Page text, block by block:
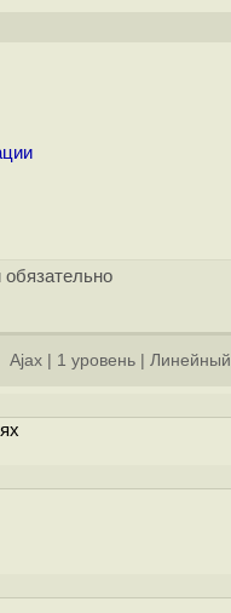
обязательно
Ajax 1 уровень Линейный